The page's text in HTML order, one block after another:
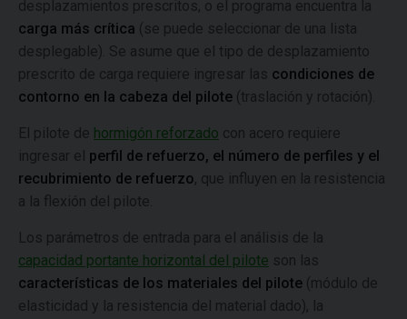
desplazamientos prescritos, o el programa encuentra la
carga más crítica (se puede seleccionar de una lista
desplegable). Se asume que el tipo de desplazamiento
prescrito de carga requiere ingresar las condiciones de
contorno en la cabeza del pilote (traslación y rotación).
El pilote de hormigón reforzado con acero requiere
ingresar el perfil de refuerzo, el número de perfiles y el
recubrimiento de refuerzo, que influyen en la resistencia
a la flexión del pilote.
Los parámetros de entrada para el análisis de la
capacidad portante horizontal del pilote son las
características de los materiales del pilote (módulo de
elasticidad y la resistencia del material dado), la